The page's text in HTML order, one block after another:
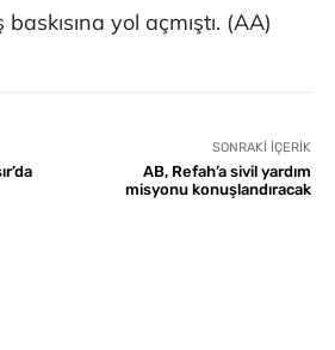
yol açmıştı. (AA)
SONRAKI İÇERIK
AB, Refah’a sivil yardım
misyonu konuşlandıracak